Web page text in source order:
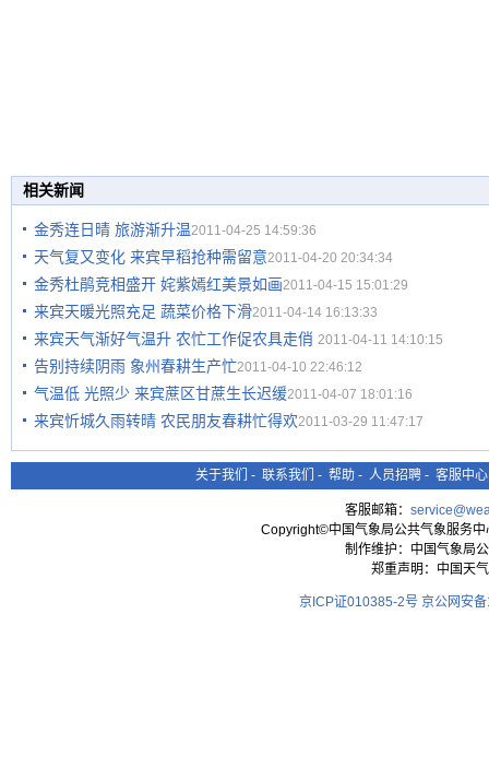
相关新闻
金秀连日晴 旅游渐升温2011-04-25 14:59:36
天气复又变化 来宾早稻抢种需留意2011-04-20 20:34:34
金秀杜鹃竞相盛开 姹紫嫣红美景如画2011-04-15 15:01:29
来宾天暖光照充足 蔬菜价格下滑2011-04-14 16:13:33
来宾天气渐好气温升 农忙工作促农具走俏 2011-04-11 14:10:15
告别持续阴雨 象州春耕生产忙2011-04-10 22:46:12
气温低 光照少 来宾蔗区甘蔗生长迟缓2011-04-07 18:01:16
来宾忻城久雨转晴 农民朋友春耕忙得欢2011-03-29 11:47:17
关于我们 - 联系我们 - 帮助 - 人员招聘 - 客服中心
客服邮箱：
Copyright©中国气象局公共气象服务
制作维护：中国气象局
郑重声明：中国天
京ICP证010385-2号 京公网安